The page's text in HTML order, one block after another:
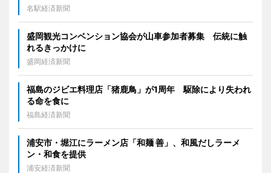
名駅経済新聞
盛岡観光コンベンション協会が山車参加者募集 伝統に触
れるきっかけに
盛岡経済新聞
福島のジビエ料理店「猪鹿鳥」が1周年 駆除により失われ
る命を食に
福島経済新聞
浦安市・堀江にラーメン店「和麺 善」、和風だしラーメ
ン・和食を提供
浦安経済新聞